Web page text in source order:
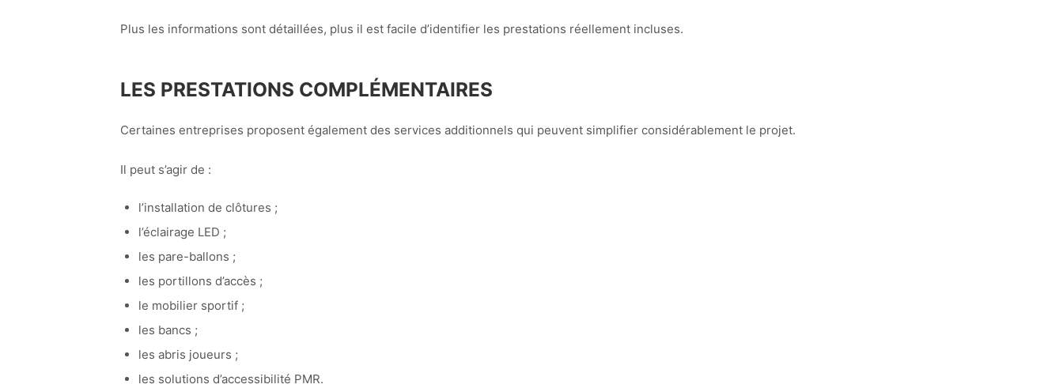
Plus les informations sont détaillées, plus il est facile d’identifier les prestations réellement incluses.
LES PRESTATIONS COMPLÉMENTAIRES
Certaines entreprises proposent également des services additionnels qui peuvent simplifier considérablement le projet.
Il peut s’agir de :
l’installation de clôtures ;
l’éclairage LED ;
les pare-ballons ;
les portillons d’accès ;
le mobilier sportif ;
les bancs ;
les abris joueurs ;
les solutions d’accessibilité PMR.